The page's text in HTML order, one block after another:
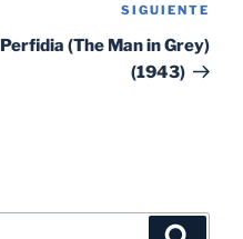
SIGUIENTE
Perfidia (The Man in Grey)
(1943)